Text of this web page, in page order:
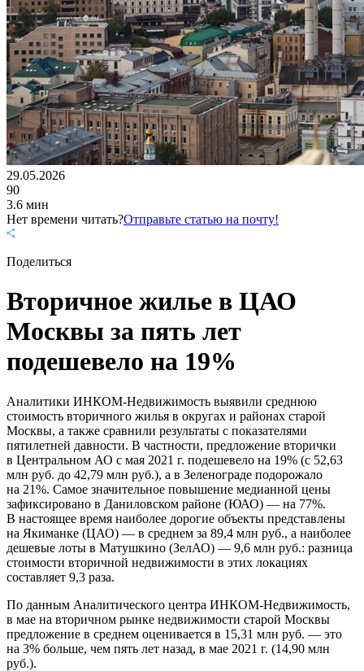
29.05.2026
90
3.6 мин
Нет времени читать?Отправьте статью на почту!
Поделиться
Вторичное жилье в ЦАО
Москвы за пять лет
подешевело на 19%
Аналитики ИНКОМ-Недвижимость выявили среднюю
стоимость вторичного жилья в округах и районах старой
Москвы, а также сравнили результаты с показателями
пятилетней давности. В частности, предложение вторички
в Центральном АО с мая 2021 г. подешевело на 19% (с 52,63
млн руб. до 42,79 млн руб.), а в Зеленограде подорожало
на 21%. Самое значительное повышение медианной цены
зафиксировано в Даниловском районе (ЮАО) — на 77%.
В настоящее время наиболее дорогие объекты представлены
на Якиманке (ЦАО) — в среднем за 89,4 млн руб., а наиболее
дешевые лоты в Матушкино (ЗелАО) — 9,6 млн руб.: разница
стоимости вторичной недвижимости в этих локациях
составляет 9,3 раза.
По данным Аналитического центра ИНКОМ-Недвижимость,
в мае на вторичном рынке недвижимости старой Москвы
предложение в среднем оценивается в 15,31 млн руб. — это
на 3% больше, чем пять лет назад, в мае 2021 г. (14,90 млн
руб.).